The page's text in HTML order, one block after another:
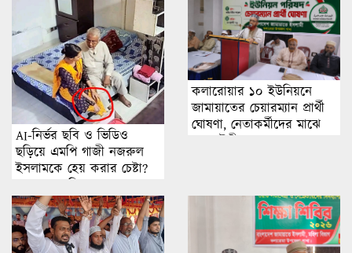
AI-নির্ভর ছবি ও ভিডিও
ছড়িয়ে এমপি গাজী নজরুল
ইসলামকে হেয় করার চেষ্টা?
অনুসন্ধানে মিলছে না বাস্তব
ঘটনার প্রমাণ
কলারোয়ার ১০ ইউনিয়নে
জামায়াতের চেয়ারম্যান প্রার্থী
ঘোষণা, নেতাকর্মীদের মাঝে
নতুন উদ্দীপনা